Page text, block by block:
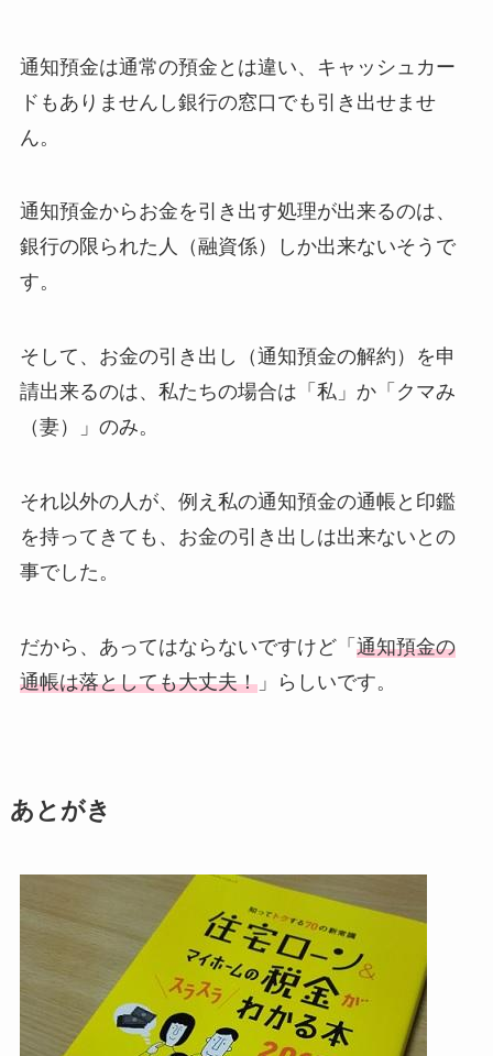
通知預金は通常の預金とは違い、キャッシュカー
ドもありませんし銀行の窓口でも引き出せませ
ん。
通知預金からお金を引き出す処理が出来るのは、
銀行の限られた人（融資係）しか出来ないそうで
す。
そして、 お金の引き出し（通知預金の解約）を申
請出来るのは、私たちの場合は「私」か「クマみ
（妻）」のみ。
それ以外の人が、例え私の通知預金の通帳と印鑑
を持ってきても、お金の引き出しは出来ないとの
事でした。
だから、あってはならないですけど「 通知預金の
通帳は落としても大丈夫！」らしいです。
あとがき